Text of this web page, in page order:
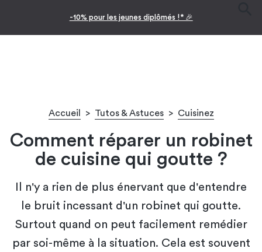
-10% pour les jeunes diplômés !* 🎉
Accueil > Tutos & Astuces > Cuisinez
Comment réparer un robinet
de cuisine qui goutte ?
Il n'y a rien de plus énervant que d'entendre
le bruit incessant d'un robinet qui goutte.
Surtout quand on peut facilement remédier
par soi-même à la situation. Cela est souvent